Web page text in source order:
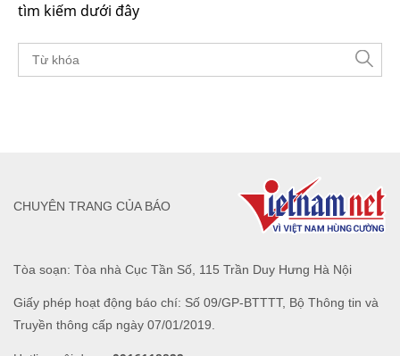
tìm kiếm dưới đây
Tòa soạn: Tòa nhà Cục Tần Số, 115 Trần Duy Hưng Hà Nội
Giấy phép hoạt động báo chí: Số 09/GP-BTTTT, Bộ Thông tin và
Truyền thông cấp ngày 07/01/2019.
CHUYÊN TRANG CỦA BÁO